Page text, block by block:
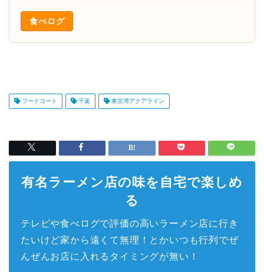
食べログ
フードコート 千葉 東京湾アクアライン
有名ラーメン店の味を自宅で楽しめ
る
テレビや食べログで評価の高いラーメン店に行き
たいけど家から遠くて無理！とかいつも行列でぜ
んぜんお店に入れるタイミングが無い！